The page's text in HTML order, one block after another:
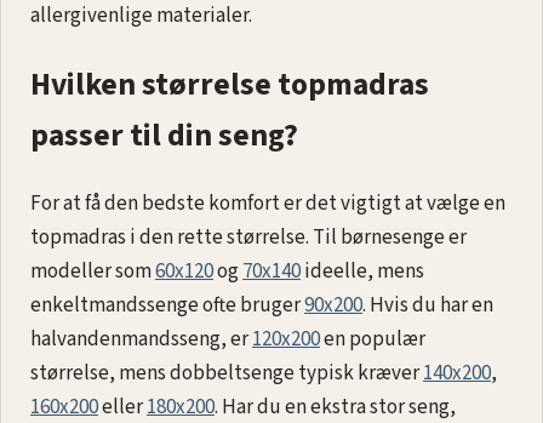
allergivenlige materialer.
Hvilken størrelse topmadras
passer til din seng?
For at få den bedste komfort er det vigtigt at vælge en
topmadras i den rette størrelse. Til børnesenge er
modeller som60x120og70x140ideelle, mens
enkeltmandssenge ofte bruger90x200. Hvis du har en
halvandenmandsseng, er120x200en populær
størrelse, mens dobbeltsenge typisk kræver140x200,
160x200eller180x200. Har du en ekstra stor seng,